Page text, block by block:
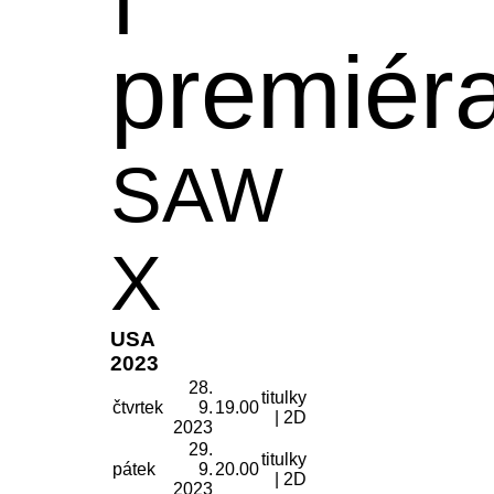
SAW
X
USA
2023
čtvrtek
28.
9.
2023
19.00
titulky
| 2D
pátek
29.
9.
2023
20.00
titulky
| 2D